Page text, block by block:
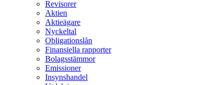
Revisorer
Aktien
Aktieägare
Nyckeltal
Obligationslån
Finansiella rapporter
Bolagsstämmor
Emissioner
Insynshandel